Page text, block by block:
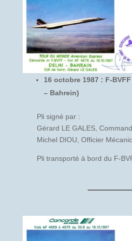
16 octobre 1987 : F-
– Bahrein)
Pli signé par :
Gérard LE GALES,
Michel DIOU, Officier
Pli transporté à bord du F-